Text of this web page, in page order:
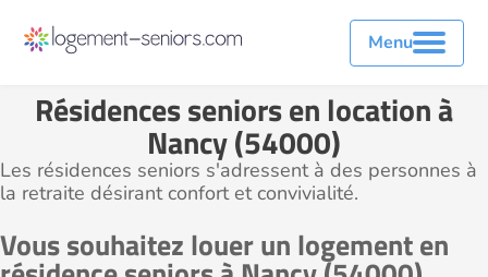
Menu
Résidences seniors en location à
Nancy (54000)
Les résidences seniors s'adressent à des personnes à
la retraite désirant confort et convivialité.
Vous souhaitez louer un logement en